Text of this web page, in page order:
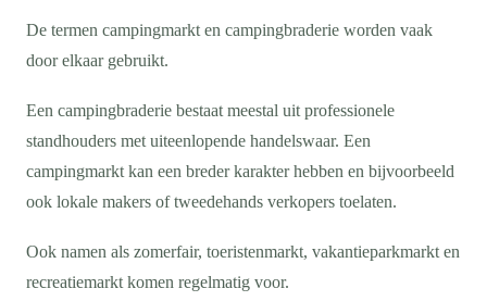
De termen campingmarkt en campingbraderie worden vaak
door elkaar gebruikt.
Een campingbraderie bestaat meestal uit professionele
standhouders met uiteenlopende handelswaar. Een
campingmarkt kan een breder karakter hebben en bijvoorbeeld
ook lokale makers of tweedehands verkopers toelaten.
Ook namen als zomerfair, toeristenmarkt, vakantieparkmarkt en
recreatiemarkt komen regelmatig voor.